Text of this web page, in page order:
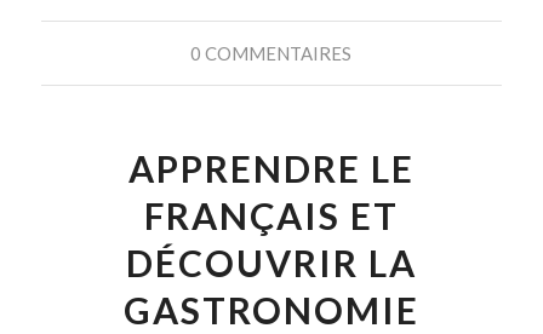
0 COMMENTAIRES
APPRENDRE LE
FRANÇAIS ET
DÉCOUVRIR LA
GASTRONOMIE